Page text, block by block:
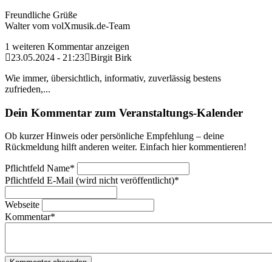
Freundliche Grüße
Walter vom volXmusik.de-Team
1 weiteren Kommentar anzeigen
23.05.2024 - 21:23 Birgit Birk
Wie immer, übersichtlich, informativ, zuverlässig bestens
zufrieden,...
Dein Kommentar zum Veranstaltungs-Kalender
Ob kurzer Hinweis oder persönliche Empfehlung – deine
Rückmeldung hilft anderen weiter. Einfach hier kommentieren!
Pflichtfeld Name*
Pflichtfeld E-Mail (wird nicht veröffentlicht)*
Webseite
Kommentar*